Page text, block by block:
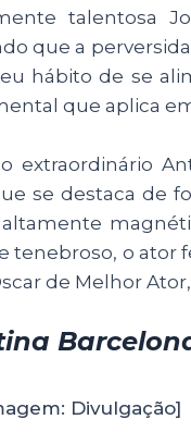
talentosa
que a
hábito de se
que aplica
extraordinário
se destaca de
tenebroso, o ator
de Melhor Ator,
Divulgação]